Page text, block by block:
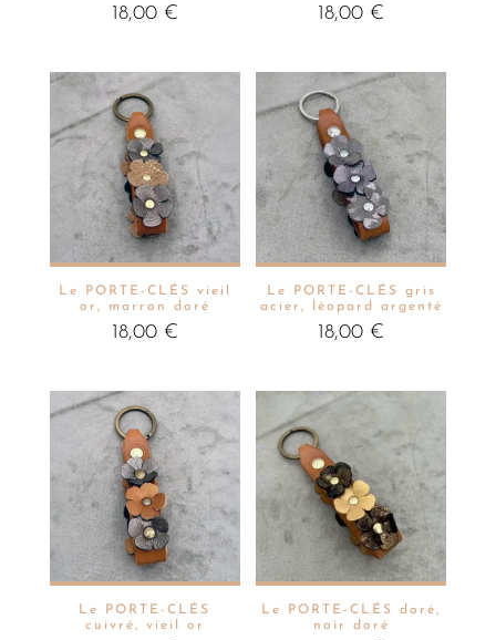
18,00 € 18,00 €
Le PORTE-CLÉS vieil
or, marron doré
18,00 €
Le PORTE-CLÉS gris
acier, léopard argenté
18,00 €
Le PORTE-CLÉS
cuivré, vieil or
Le PORTE-CLÉS doré,
noir doré